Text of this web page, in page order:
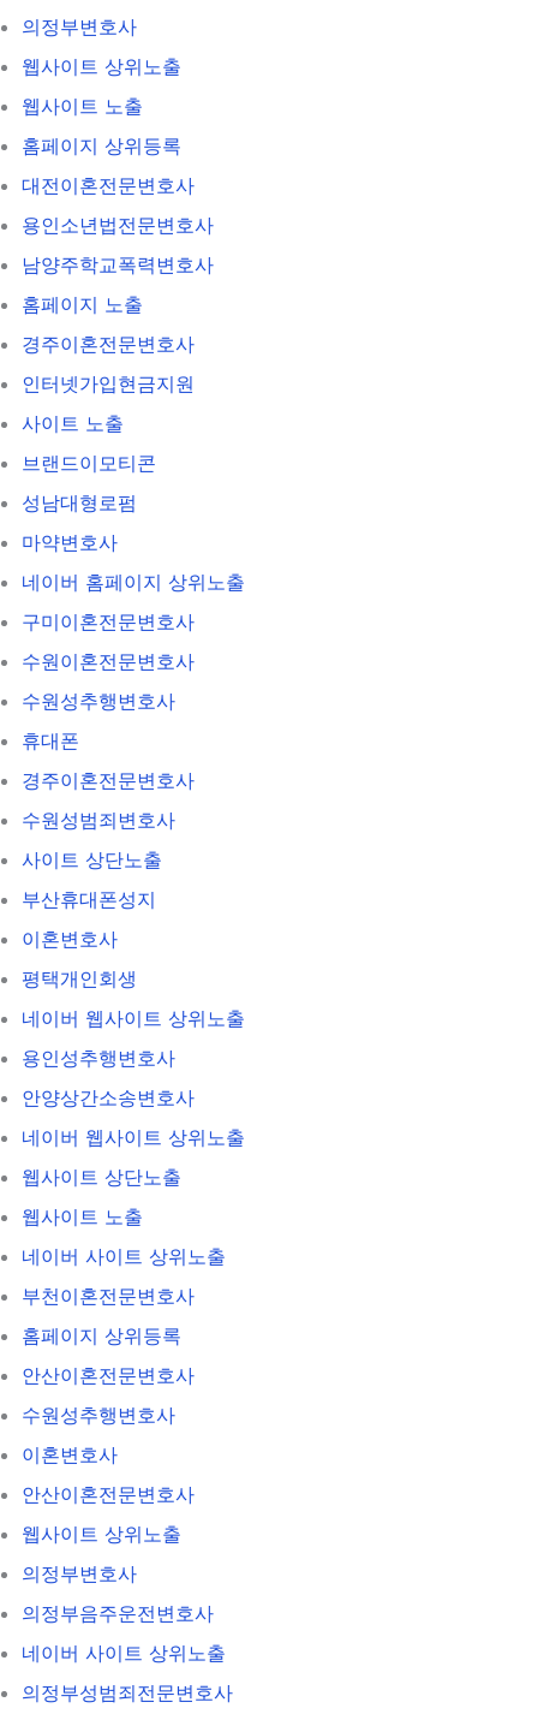
의정부변호사
웹사이트 상위노출
웹사이트 노출
홈페이지 상위등록
대전이혼전문변호사
용인소년법전문변호사
남양주학교폭력변호사
홈페이지 노출
경주이혼전문변호사
인터넷가입현금지원
사이트 노출
브랜드이모티콘
성남대형로펌
마약변호사
네이버 홈페이지 상위노출
구미이혼전문변호사
수원이혼전문변호사
수원성추행변호사
휴대폰
경주이혼전문변호사
수원성범죄변호사
사이트 상단노출
부산휴대폰성지
이혼변호사
평택개인회생
네이버 웹사이트 상위노출
용인성추행변호사
안양상간소송변호사
네이버 웹사이트 상위노출
웹사이트 상단노출
웹사이트 노출
네이버 사이트 상위노출
부천이혼전문변호사
홈페이지 상위등록
안산이혼전문변호사
수원성추행변호사
이혼변호사
안산이혼전문변호사
웹사이트 상위노출
의정부변호사
의정부음주운전변호사
네이버 사이트 상위노출
의정부성범죄전문변호사